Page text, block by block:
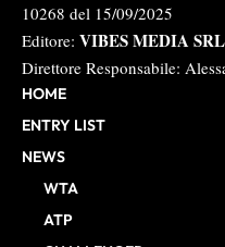
10268 del 15/09/2025
Editore: VIBES MEDIA SRL
Direttore Responsabile:
HOME
ENTRY LIST
NEWS
WTA
ATP